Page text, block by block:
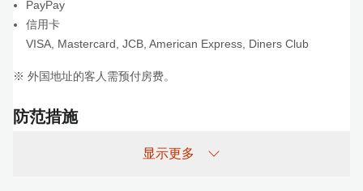
PayPay
信用卡
VISA Mastercard JCB American Express Diners Club
※ 外国地址的客人需预付房费。
防范措施
根据大阪府住宿税条例，自2017年1月1日起，将对每人每晚单独征
显示更多